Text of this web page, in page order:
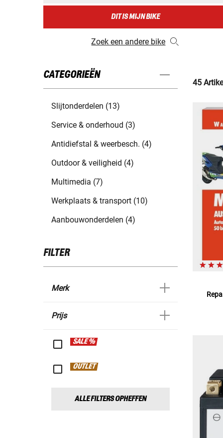
DIT IS MIJN BIKE
Zoek een andere bike
CATEGORIEËN
Slijtonderdelen (13)
Service & onderhoud (3)
Antidiefstal & weerbesch. (4)
Outdoor & veiligheid (4)
Multimedia (7)
Werkplaats & transport (10)
Aanbouwonderdelen (4)
FILTER
Merk
Prijs
SALE %
OUTLET
ALLE FILTERS OPHEFFEN
45